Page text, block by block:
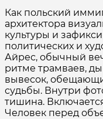
Как польский
архитектора
культуры и
политических и
Айрес, обычный
ритме трамваев,
вывесок,
судьбы. Внутри
тишина.
Человек перед